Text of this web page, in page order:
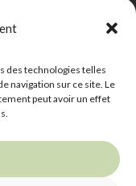
des technologies telles
navigation sur ce site. Le
peut avoir un effet